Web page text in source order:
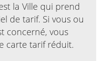
Watt
la Ville qui prend
de tarif. Si vous ou
concerné, vous
carte tarif réduit.